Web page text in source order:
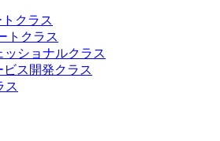
クラス
トクラス
ッショナルクラス
ス開発クラス
ス